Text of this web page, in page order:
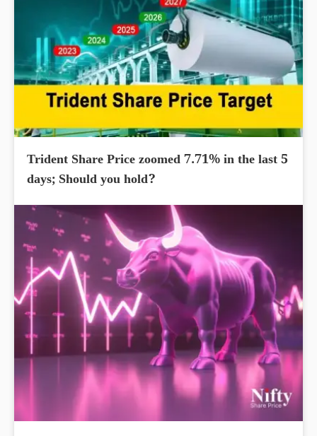
Trident Share Price zoomed 7.71% in the last 5
days; Should you hold?